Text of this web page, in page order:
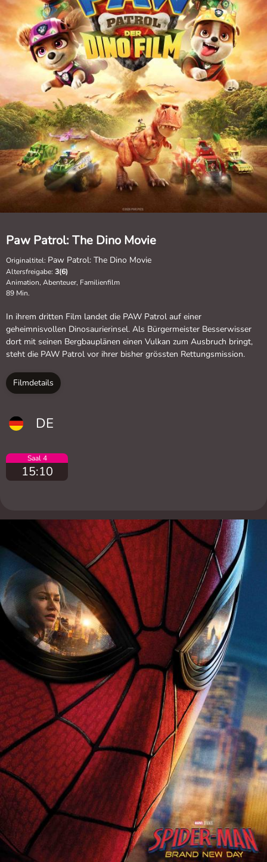
Paw Patrol: The Dino Movie
Originaltitel: Paw Patrol: The Dino Movie
Altersfreigabe: 3(6)
Animation, Abenteuer, Familienfilm
89 Min.
In ihrem dritten Film landet die PAW Patrol auf einer
geheimnisvollen Dinosaurierinsel. Als Bürgermeister Besserwisser
dort mit seinen Bergbauplänen einen Vulkan zum Ausbruch bringt,
steht die PAW Patrol vor ihrer bisher grössten Rettungsmission.
Filmdetails
DE
Saal 4
15:10